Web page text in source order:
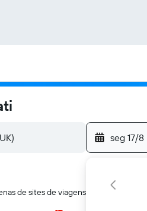
seg 17/8
de sites de viagens ao mesmo tempo